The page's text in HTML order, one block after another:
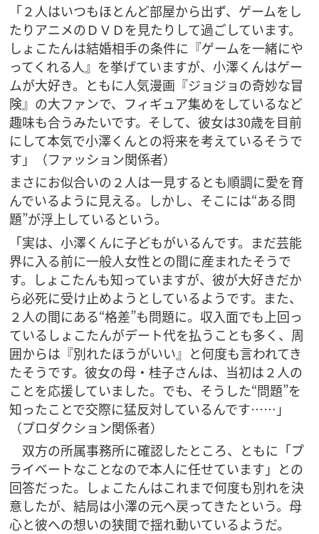
「２人はいつもほとんど部屋から出ず、ゲームをし
たりアニメのＤＶＤを見たりして過ごしています。
しょこたんは結婚相手の条件に『ゲームを一緒にや
ってくれる人』を挙げていますが、小澤くんはゲー
ムが大好き。ともに人気漫画『ジョジョの奇妙な冒
険』の大ファンで、フィギュア集めをしているなど
趣味も合うみたいです。そして、彼女は30歳を目前
にして本気で小澤くんとの将来を考えているそうで
す」（ファッション関係者）
まさにお似合いの２人は一見するとも順調に愛を育
んでいるように見える。しかし、そこには“ある問
題”が浮上しているという。
「実は、小澤くんに子どもがいるんです。まだ芸能
界に入る前に一般人女性との間に産まれたそうで
す。しょこたんも知っていますが、彼が大好きだか
ら必死に受け止めようとしているようです。また、
２人の間にある“格差”も問題に。収入面でも上回っ
ているしょこたんがデート代を払うことも多く、周
囲からは『別れたほうがいい』と何度も言われてき
たそうです。彼女の母・桂子さんは、当初は２人の
ことを応援していました。でも、そうした“問題”を
知ったことで交際に猛反対しているんです……」
（プロダクション関係者）
双方の所属事務所に確認したところ、ともに「プ
ライベートなことなので本人に任せています」との
回答だった。しょこたんはこれまで何度も別れを決
意したが、結局は小澤の元へ戻ってきたという。母
心と彼への想いの狭間で揺れ動いているようだ。